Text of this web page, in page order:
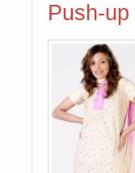
Push-up